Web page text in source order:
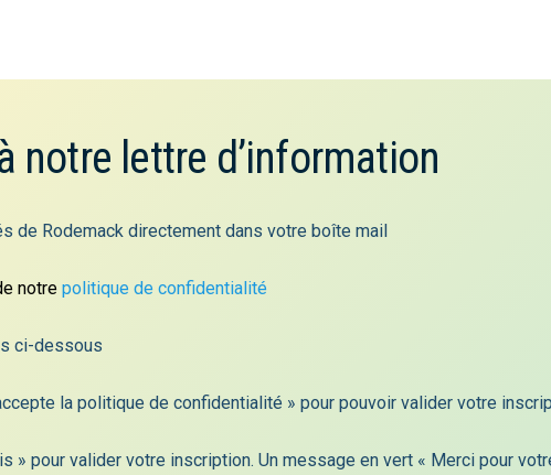
notre lettre d’information
de Rodemack directement dans votre boîte mail
notre politique de confidentialité
ci-dessous
la politique de confidentialité » pour pouvoir valider votre
» pour valider votre inscription. Un message en vert « Merci pour